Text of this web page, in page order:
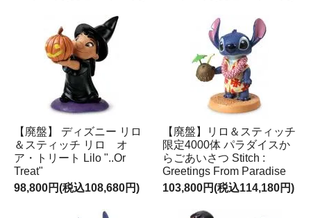
【廃盤】 ディズニー リロ
＆スティッチ リロ オ
ア・トリート Lilo "..Or
Treat"
98,800円(税込108,680円)
【廃盤】リロ＆スティッチ
限定4000体 パラダイスか
らごあいさつ Stitch :
Greetings From Paradise
103,800円(税込114,180円)